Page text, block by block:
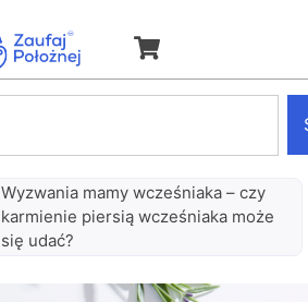
Wyzwania mamy wcześniaka – czy
karmienie piersią wcześniaka może
się udać?